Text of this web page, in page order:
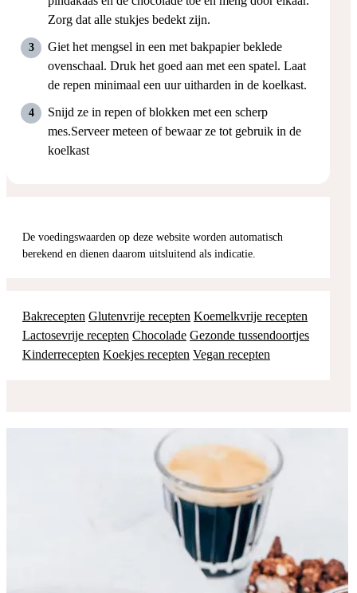
Zorg dat alle stukjes bedekt zijn.
Giet het mengsel in een met bakpapier beklede
ovenschaal. Druk het goed aan met een spatel. Laat
de repen minimaal een uur uitharden in de koelkast.
Snijd ze in repen of blokken met een scherp
mes.Serveer meteen of bewaar ze tot gebruik in de
koelkast
De voedingswaarden op deze website worden automatisch
berekend en dienen daarom uitsluitend als indicatie.
Bakrecepten Glutenvrije recepten Koemelkvrije recepten
Lactosevrije recepten Chocolade Gezonde tussendoortjes
Kinderrecepten Koekjes recepten Vegan recepten